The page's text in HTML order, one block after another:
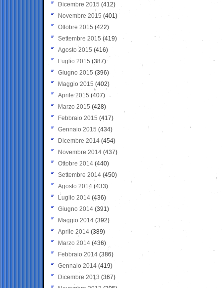
Dicembre 2015 (412)
Novembre 2015 (401)
Ottobre 2015 (422)
Settembre 2015 (419)
Agosto 2015 (416)
Luglio 2015 (387)
Giugno 2015 (396)
Maggio 2015 (402)
Aprile 2015 (407)
Marzo 2015 (428)
Febbraio 2015 (417)
Gennaio 2015 (434)
Dicembre 2014 (454)
Novembre 2014 (437)
Ottobre 2014 (440)
Settembre 2014 (450)
Agosto 2014 (433)
Luglio 2014 (436)
Giugno 2014 (391)
Maggio 2014 (392)
Aprile 2014 (389)
Marzo 2014 (436)
Febbraio 2014 (386)
Gennaio 2014 (419)
Dicembre 2013 (367)